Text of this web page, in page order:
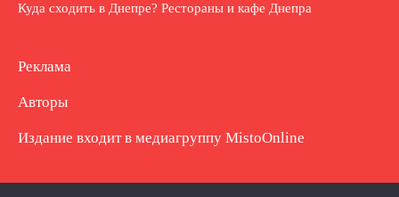
Куда сходить в Днепре? Рестораны и кафе Днепра
Реклама
Авторы
Издание входит в медиагруппу MistoOnline